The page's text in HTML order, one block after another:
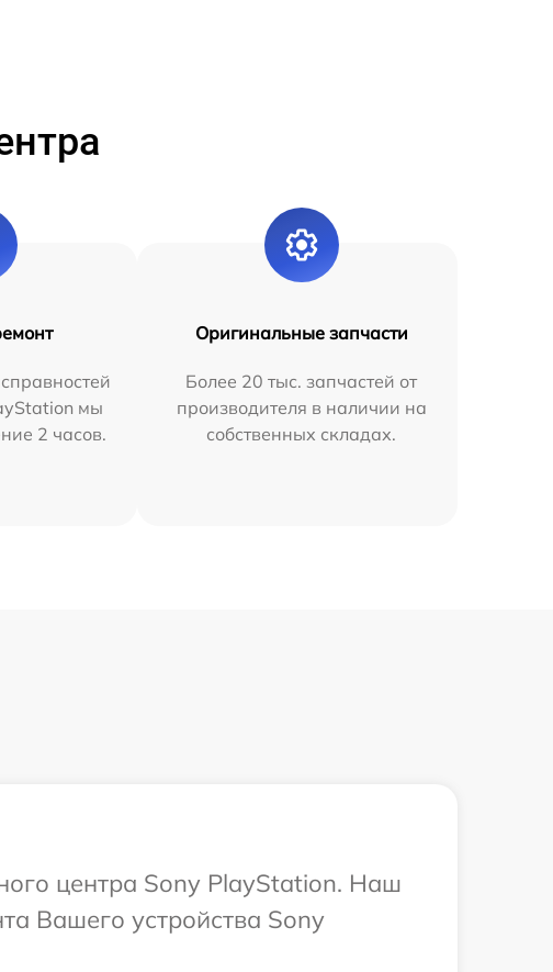
мы
2 часов.
Оригинальные запчасти
Более 20 тыс. запчастей от
производителя в наличии на
собственных складах.
центра Sony PlayStation. Наш
Вашего устройства Sony